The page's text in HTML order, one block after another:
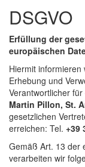
DSGVO
Erfüllung der
europäischen
Hiermit
Erhebung und
Verantwortlicher
Martin Pillon, St.
gesetzlichen
erreichen: Tel. +39
Gemäß Art. 13 der
verarbeiten wir